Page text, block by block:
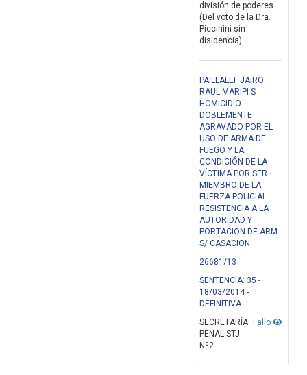
división de poderes.
(Del voto de la Dra.
Piccinini sin
disidencia)
PAILLALEF JAIRO
RAUL MARIPI S
HOMICIDIO
DOBLEMENTE
AGRAVADO POR EL
USO DE ARMA DE
FUEGO Y LA
CONDICIÓN DE LA
VÍCTIMA POR SER
MIEMBRO DE LA
FUERZA POLICIAL
RESISTENCIA A LA
AUTORIDAD Y
PORTACION DE ARM
S/ CASACION
26681/13
SENTENCIA: 35 -
18/03/2014 -
DEFINITIVA
Fallo
SECRETARÍA
PENAL STJ
Nº2